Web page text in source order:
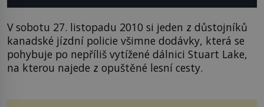
V sobotu 27. listopadu 2010 si jeden z důstojníků
kanadské jízdní policie všimne dodávky, která se
pohybuje po nepříliš vytížené dálnici Stuart Lake,
na kterou najede z opuštěné lesní cesty.